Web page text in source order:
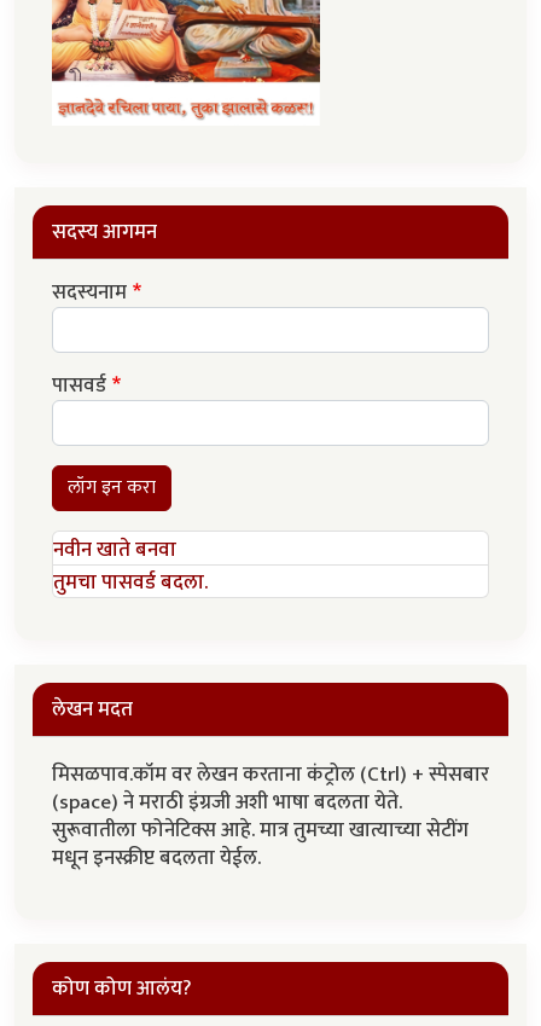
सदस्य आगमन
सदस्यनाम
पासवर्ड
लॉग इन करा
नवीन खाते बनवा
तुमचा पासवर्ड बदला.
लेखन मदत
मिसळपाव.कॉम वर लेखन करताना कंट्रोल (Ctrl) + स्पेसबार
(space) ने मराठी इंग्रजी अशी भाषा बदलता येते.
सुरूवातीला फोनेटिक्स आहे. मात्र तुमच्या खात्याच्या सेटींग
मधून इनस्क्रीप्ट बदलता येईल.
कोण कोण आलंय?